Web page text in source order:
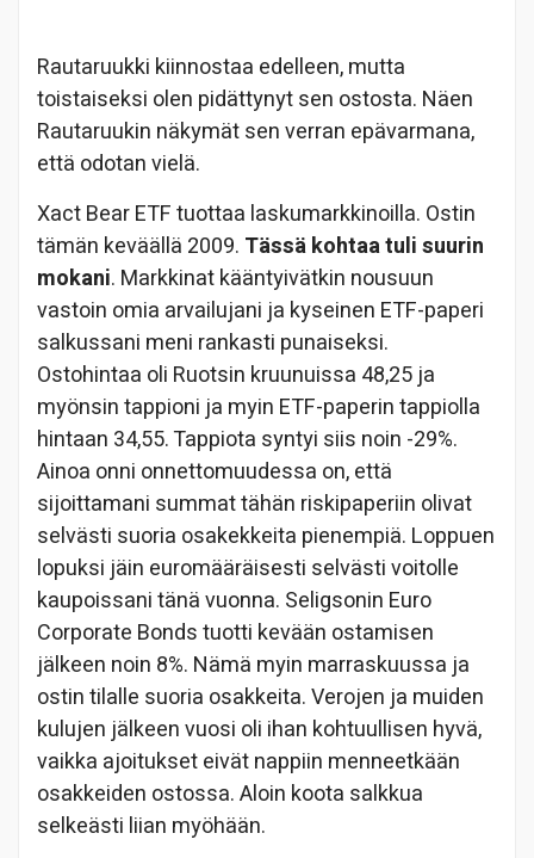
Rautaruukki kiinnostaa edelleen, mutta
toistaiseksi olen pidättynyt sen ostosta. Näen
Rautaruukin näkymät sen verran epävarmana,
että odotan vielä.
Xact Bear ETF tuottaa laskumarkkinoilla. Ostin
tämän keväällä 2009. Tässä kohtaa tuli suurin
mokani. Markkinat kääntyivätkin nousuun
vastoin omia arvailujani ja kyseinen ETF-paperi
salkussani meni rankasti punaiseksi.
Ostohintaa oli Ruotsin kruunuissa 48,25 ja
myönsin tappioni ja myin ETF-paperin tappiolla
hintaan 34,55. Tappiota syntyi siis noin -29%.
Ainoa onni onnettomuudessa on, että
sijoittamani summat tähän riskipaperiin olivat
selvästi suoria osakekkeita pienempiä. Loppuen
lopuksi jäin euromääräisesti selvästi voitolle
kaupoissani tänä vuonna. Seligsonin Euro
Corporate Bonds tuotti kevään ostamisen
jälkeen noin 8%. Nämä myin marraskuussa ja
ostin tilalle suoria osakkeita. Verojen ja muiden
kulujen jälkeen vuosi oli ihan kohtuullisen hyvä,
vaikka ajoitukset eivät nappiin menneetkään
osakkeiden ostossa. Aloin koota salkkua
selkeästi liian myöhään.